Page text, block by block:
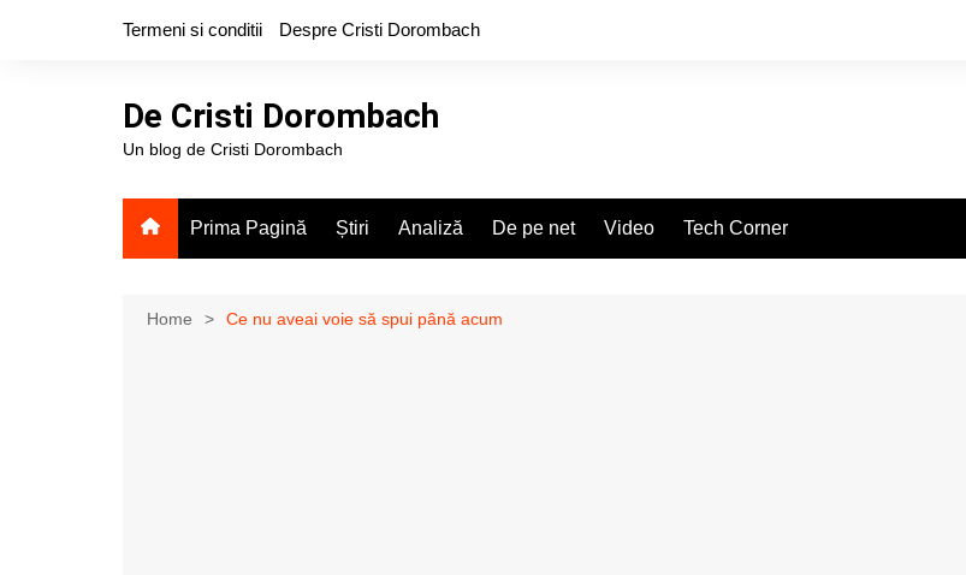
Termeni si conditii Despre Cristi Dorombach
De Cristi Dorombach
Un blog de Cristi Dorombach
Prima Pagină Știri Analiză De pe net Video Tech Corner
Home Ce nu aveai voie să spui până acum